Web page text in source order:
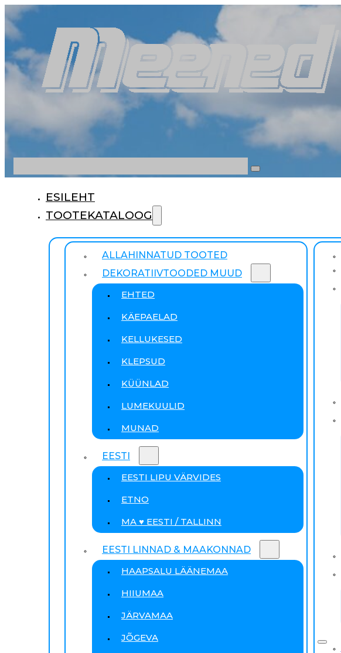
ESILEHT
TOOTEKATALOOG
ALLAHINNATUD TOOTED
DEKORATIIVTOODED MUUD
EHTED
KÄEPAELAD
KELLUKESED
KLEPSUD
KÜÜNLAD
LUMEKUULID
MUNAD
EESTI
EESTI LIPU VÄRVIDES
ETNO
MA ♥ EESTI / TALLINN
EESTI LINNAD & MAAKONNAD
HAAPSALU LÄÄNEMAA
HIIUMAA
JÄRVAMAA
JÕGEVA